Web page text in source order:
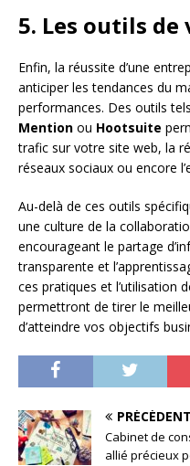
5. Les outils de
Enfin, la réussite d’une
anticiper les tendances du
performances. Des outils
Mention ou Hootsuite
trafic sur votre site web, la
réseaux sociaux ou encore
Au-delà de ces outils
une culture de la
encourageant le partage
transparente et
ces pratiques et l’utilisation
permettront de tirer le
d’atteindre vos objectifs
PRÉCÉDENT
Cabinet de
allié précieux